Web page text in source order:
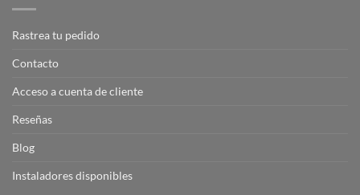
Rastrea tu pedido
Contacto
Acceso a cuenta de cliente
Reseñas
Blog
Instaladores disponibles